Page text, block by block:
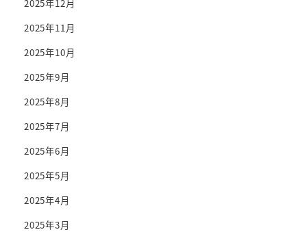
2025年12月
2025年11月
2025年10月
2025年9月
2025年8月
2025年7月
2025年6月
2025年5月
2025年4月
2025年3月